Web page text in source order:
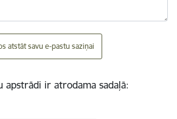
atstāt savu e-pastu saziņai
apstrādi ir atrodama sadaļā: